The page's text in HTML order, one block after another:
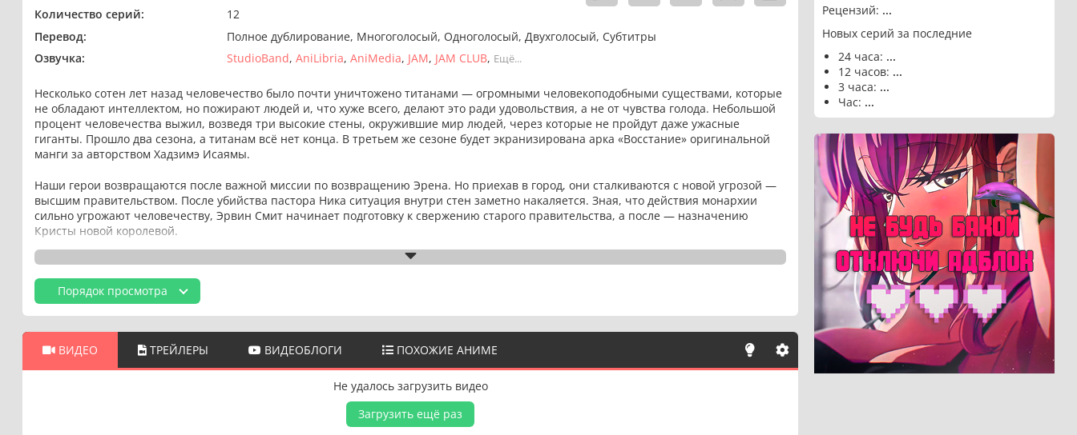
Рецензий: ...
Новых серий за последние
24 часа: ...
12 часов: ...
3 часа: ...
Час: ...
Количество серий:
12
Перевод:
Полное дублирование Многоголосый Одноголосый Двухголосый Субтитры
Озвучка:
StudioBand AniLibria AniMedia JAM JAM CLUB Ещё...
Несколько сотен лет назад человечество было почти уничтожено титанами — огромными человекоподобными существами, которые
не обладают интеллектом, но пожирают людей и, что хуже всего, делают это ради удовольствия, а не от чувства голода. Небольшой
процент человечества выжил, возведя три высокие стены, окружившие мир людей, через которые не пройдут даже ужасные
гиганты. Прошло два сезона, а титанам всё нет конца. В третьем же сезоне будет экранизирована арка «Восстание» оригинальной
манги за авторством Хадзимэ Исаямы.
Наши герои возвращаются после важной миссии по возвращению Эрена. Но приехав в город, они сталкиваются с новой угрозой —
высшим правительством. После убийства пастора Ника ситуация внутри стен заметно накаляется. Зная, что действия монархии
сильно угрожают человечеству, Эрвин Смит начинает подготовку к свержению старого правительства, а после — назначению
Кристы новой королевой.
Порядок просмотра
ВИДЕО ТРЕЙЛЕРЫ ВИДЕОБЛОГИ ПОХОЖИЕ АНИМЕ
Не удалось загрузить видео
Загрузить ещё раз